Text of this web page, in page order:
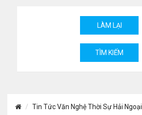
Tin Tức Văn Nghệ Thời Sự Hải Ngoại